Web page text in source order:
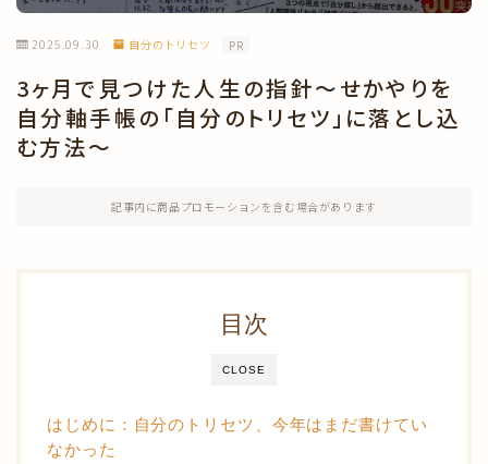
月の目標・振り返り
きえフセン使い方
2025.09.30 自分のトリセツ PR
3ヶ月で見つけた人生の指針〜せかやりを
自分軸手帳の「自分のトリセツ」に落とし込
む方法〜
記事内に商品プロモーションを含む場合があります
CLOSE
目次
はじめに：自分のトリセツ、今年はまだ書けてい
なかった